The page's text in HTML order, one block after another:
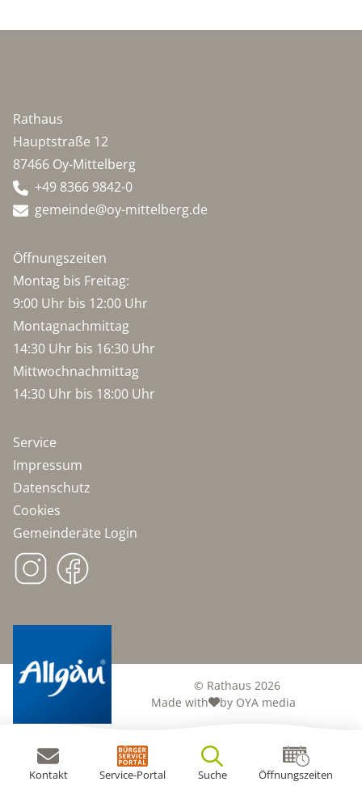
Rathaus
Hauptstraße 12
87466 Oy-Mittelberg
+49 8366 9842-0
gemeinde@oy-mittelberg.de
Öffnungszeiten
Montag bis Freitag:
9:00 Uhr bis 12:00 Uhr
Montagnachmittag
14:30 Uhr bis 16:30 Uhr
Mittwochnachmittag
14:30 Uhr bis 18:00 Uhr
Service
Impressum
Datenschutz
Cookies
Gemeinderäte Login
© Rathaus 2026
Made with
by OYA media
Kontakt Service-Portal Suche Öffnungszeiten